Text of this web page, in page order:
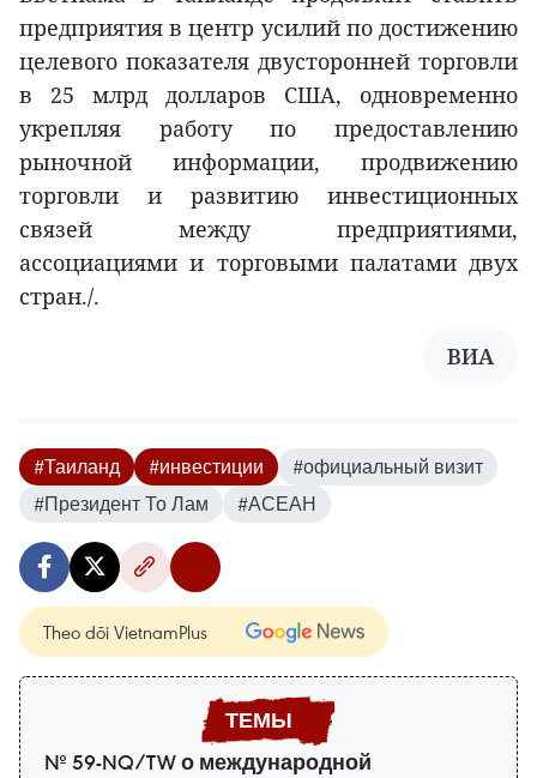
предприятия в центр усилий по достижению
целевого показателя двусторонней торговли
в 25 млрд долларов США, одновременно
укрепляя работу по предоставлению
рыночной информации, продвижению
торговли и развитию инвестиционных
связей между предприятиями,
ассоциациями и торговыми палатами двух
стран./.
ВИА
#Таиланд #инвестиции
#официальный визит
#Президент То Лам
#АСЕАН
Theo dõi VietnamPlus
№ 59-NQ/TW о международной